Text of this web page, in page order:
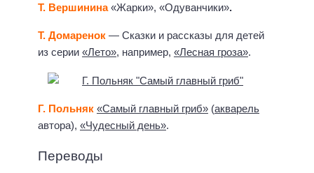
Т. Вершинина «Жарки», «Одуванчики».
Т. Домаренок — Сказки и рассказы для детей
из серии «Лето», например, «Лесная гроза».
Г. Польняк «Самый главный гриб» (акварель
автора), «Чудесный день».
Переводы